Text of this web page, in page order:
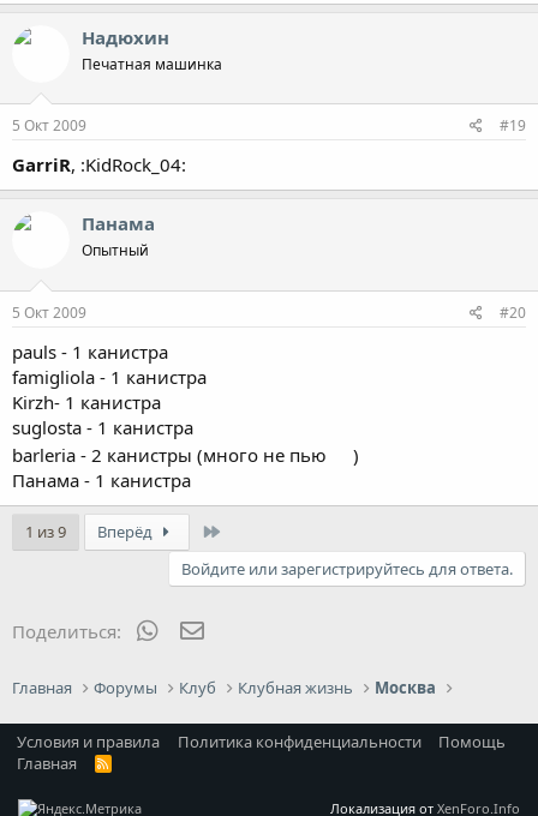
Надюхин
Печатная машинка
5 Окт 2009 #19
GarriR, :KidRock_04:
Панама
Опытный
5 Окт 2009 #20
pauls - 1 канистра
famigliola - 1 канистра
Kirzh- 1 канистра
suglosta - 1 канистра
barleria - 2 канистры (много не пью
)
Панама - 1 канистра
1 из 9 Вперёд
Войдите или зарегистрируйтесь для ответа.
Поделиться: WhatsApp
Главная Форумы Клуб Клубная жизнь Москва
Условия и правила Политика конфиденциальности
Помощь
Главная
R
Локализация от XenForo.Info